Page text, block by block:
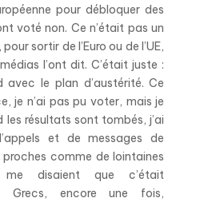
pour débloquer des
voté non. Ce n’était pas un
sortir de l’Euro ou de l’UE,
l’ont dit. C’était juste :
avec le plan d’austérité. Ce
je n’ai pas pu voter, mais je
les résultats sont tombés, j’ai
et de messages de
comme de lointaines
me disaient que c’était
Grecs, encore une fois,